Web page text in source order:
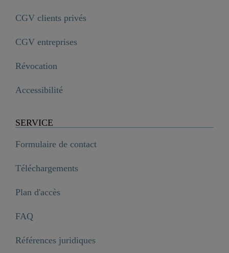
CGV clients privés
CGV entreprises
Révocation
Accessibilité
SERVICE
Formulaire de contact
Téléchargements
Plan d'accès
FAQ
Références juridiques